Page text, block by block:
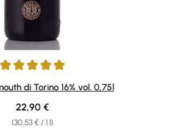
out of 5 stars
di Torino 16% vol. 0,75l
(30,53 € / 1 l)
Regular price:
22,90 €